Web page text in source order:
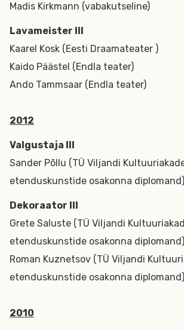
Madis Kirkmann (vabakutseline)
Lavameister III
Kaarel Kosk (Eesti Draamateater )
Kaido Päästel (Endla teater)
Ando Tammsaar (Endla teater)
2012
Valgustaja III
Sander Põllu (TÜ Viljandi
etenduskunstide osakonna diplomand)
Dekoraator III
Grete Saluste (TÜ Viljandi
etenduskunstide osakonna diplomand)
Roman Kuznetsov (TÜ Viljandi
etenduskunstide osakonna diplomand)
2010